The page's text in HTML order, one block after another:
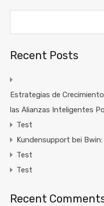
Recent Posts
Estrategias de
las Alianzas Inteligentes
Test
Kundensupport bei
Test
Test
Recent